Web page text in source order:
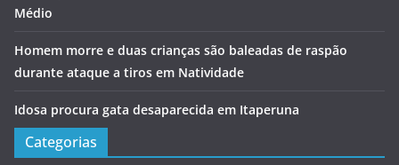
Médio
Homem morre e duas crianças são baleadas de raspão
durante ataque a tiros em Natividade
Idosa procura gata desaparecida em Itaperuna
Categorias